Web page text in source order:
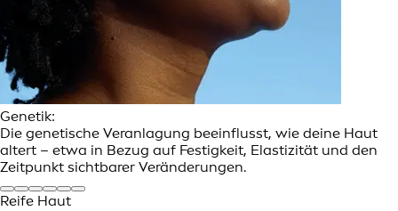
Genetik:
Die genetische Veranlagung beeinflusst, wie deine Haut
altert – etwa in Bezug auf Festigkeit, Elastizität und den
Zeitpunkt sichtbarer Veränderungen.
Reife Haut